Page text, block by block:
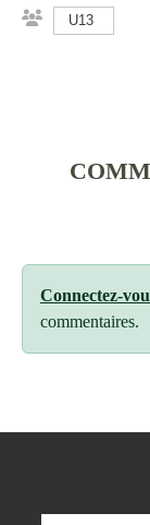
U13
Connectez-
commentaires.